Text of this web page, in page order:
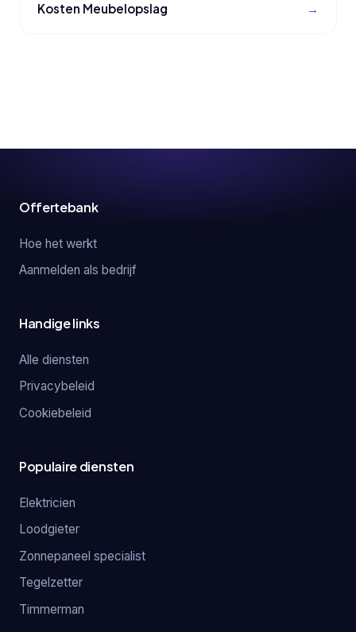
Kosten Meubelopslag
Offertebank
Hoe het werkt
Aanmelden als bedrijf
Handige links
Alle diensten
Privacybeleid
Cookiebeleid
Populaire diensten
Elektricien
Loodgieter
Zonnepaneel specialist
Tegelzetter
Timmerman